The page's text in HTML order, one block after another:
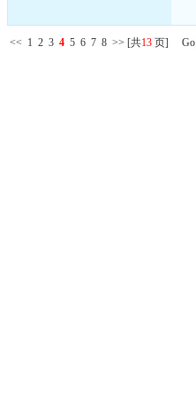
<< 1 2 3 4 5 6 7 8 >> [共13 页] Go